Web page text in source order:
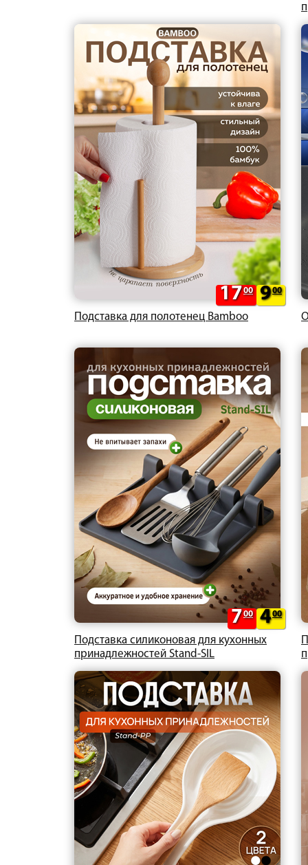
Подставка для полотенец Bamboo
1700 900
Подставка силиконовая для кухонных
принадлежностей Stand-SIL
700 400